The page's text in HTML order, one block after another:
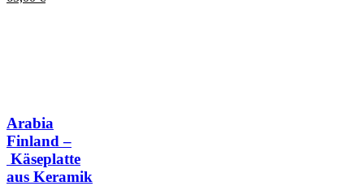
Arabia
Finland –
Käseplatte
aus Keramik